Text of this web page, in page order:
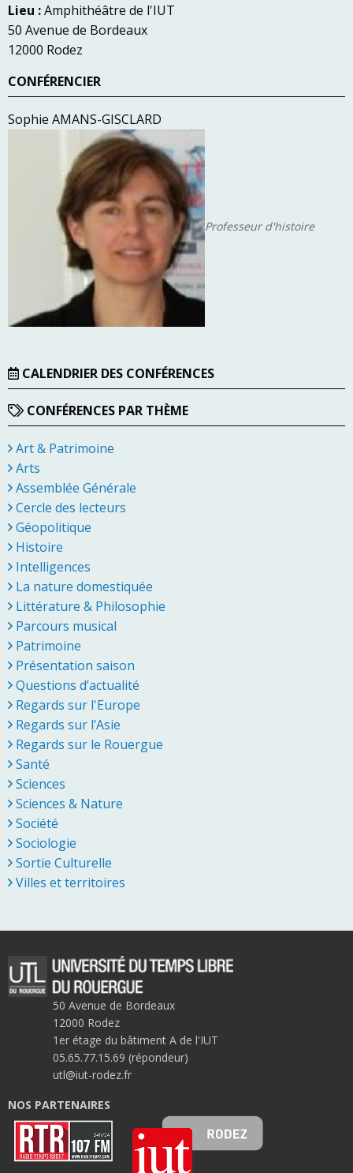
Lieu :Amphithéâtre de l'IUT
50 Avenue de Bordeaux
12000 Rodez
CONFÉRENCIER
Sophie AMANS-GISCLARD
Professeur d'histoire
CALENDRIER DES CONFÉRENCES
CONFÉRENCES PAR THÈME
Art & Patrimoine
Arts
Assemblée Générale
Cercle des lecteurs
Géopolitique
Histoire
Intelligences
La nature domestiquée
Littérature & Philosophie
Parcours musical
Patrimoine
Présentation saison
Questions d’actualité
Regards sur l'Europe
Regards sur l’Asie
Regards sur le Rouergue
Santé
Sciences
Sciences & Nature
Société
Sociologie
Sortie Culturelle
Villes et territoires
50 Avenue de Bordeaux
12000 Rodez
1er étage du bâtiment A de l'IUT
05.65.77.15.69 (répondeur)
utl@iut-rodez.fr
NOS PARTENAIRES